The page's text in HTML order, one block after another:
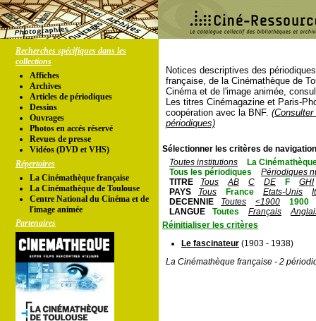
Recherches spécifiques dans les
collections
Affiches
Archives
Articles de périodiques
Dessins
Ouvrages
Photos en accés réservé
Revues de presse
Vidéos (DVD et VHS)
Répertoires
La Cinémathèque française
La Cinémathèque de Toulouse
Centre National du Cinéma et de
l'image animée
Partenaires
Notices descriptives des
française, de la Cinémathèque de
Cinéma et de l'image animée,
Les titres Cinémagazine et Paris-
coopération avec la BNF.
périodiques)
Sélectionner les critères de
Toutes institutions
La
Tous les périodiques
Périodiques
TITRE
Tous AB C DE F
GHI
PAYS
Tous France Etats-Unis
DECENNIE
Toutes <1900
1900
LANGUE
Toutes Français
Réinitialiser les critères
Le fascinateur (1903 - 1938)
La Cinémathèque française - 2